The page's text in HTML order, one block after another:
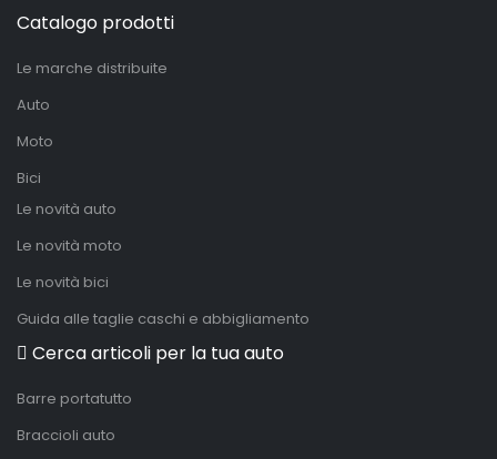
Catalogo prodotti
Le marche distribuite
Auto
Moto
Bici
Le novità auto
Le novità moto
Le novità bici
Guida alle taglie caschi e abbigliamento
Cerca articoli per la tua auto
Barre portatutto
Braccioli auto